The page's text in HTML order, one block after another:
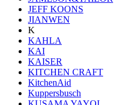
JEFF KOONS
JIANWEN
K
KAHLA
KAI
KAISER
KITCHEN CRAFT
KitchenAid
Kuppersbusch